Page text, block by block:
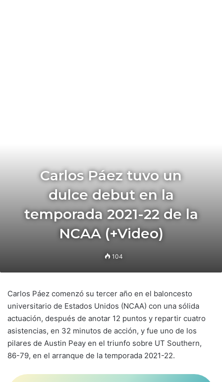
Carlos Páez tuvo un
dulce debut en la
temporada 2021-22 de la
NCAA (+Video)
104
Carlos Páez comenzó su tercer año en el baloncesto
universitario de Estados Unidos (NCAA) con una sólida
actuación, después de anotar 12 puntos y repartir cuatro
asistencias, en 32 minutos de acción, y fue uno de los
pilares de Austin Peay en el triunfo sobre UT Southern,
86-79, en el arranque de la temporada 2021-22.